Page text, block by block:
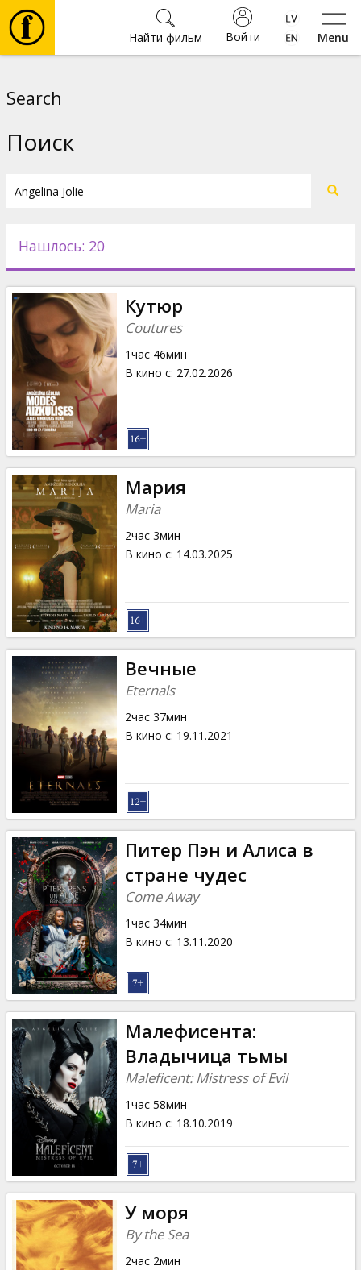
Menu
Войти
Найти фильм
Новости
Подарки
Кинозакуски
B2B
Клуб
Search
Поиск
Нашлось: 20
Кутюр
Coutures
1час 46мин
В кино с: 27.02.2026
Мария
Maria
2час 3мин
В кино с: 14.03.2025
Вечные
Eternals
2час 37мин
В кино с: 19.11.2021
Питер Пэн и Алиса в
стране чудес
Come Away
1час 34мин
В кино с: 13.11.2020
Малефисента:
Владычица тьмы
Maleficent: Mistress of Evil
1час 58мин
В кино с: 18.10.2019
У моря
By the Sea
2час 2мин